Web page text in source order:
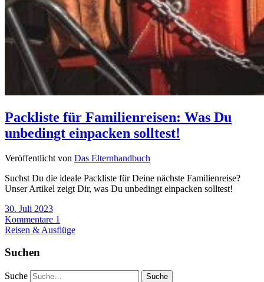
Packliste für Familienreisen: Was Du
unbedingt einpacken solltest!
Veröffentlicht von Das Elternhandbuch
Suchst Du die ideale Packliste für Deine nächste Familienreise?
Unser Artikel zeigt Dir, was Du unbedingt einpacken solltest!
30. Juli 2023
Kommentare 1
Reisen & Ausflüge
Suchen
Suche